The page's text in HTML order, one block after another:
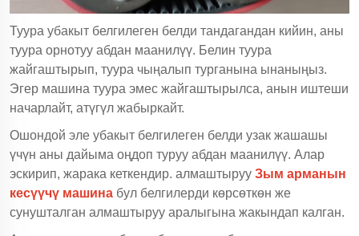
Туура убакыт белгилеген белди тандагандан кийин, аны
туура орнотуу абдан маанилүү. Белин туура
жайгаштырып, туура чыңалып турганына ынаныңыз.
Эгер машина туура эмес жайгаштырылса, анын иштеши
начарлайт, атүгүл жабыркайт.
Ошондой эле убакыт белгилеген белди узак жашашы
үчүн аны дайыма оңдоп туруу абдан маанилүү. Алар
эскирип, жарака кеткендир. алмаштыруу Зым арманын
кесүүчү машина бул белгилерди көрсөткөн же
сунушталган алмаштыруу аралыгына жакындап калган.